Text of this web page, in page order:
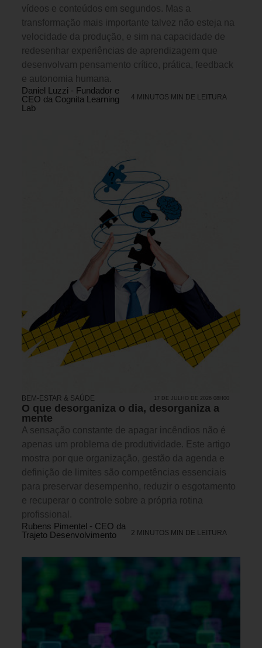
vídeos e conteúdos em segundos. Mas a
transformação mais importante talvez não esteja na
velocidade da produção, e sim na capacidade de
redesenhar experiências de aprendizagem que
desenvolvam pensamento crítico, prática, feedback
e autonomia humana.
Daniel Luzzi - Fundador e
CEO da Cognita Learning
Lab
4 MINUTOS MIN DE LEITURA
BEM-ESTAR & SAÚDE 17 DE JULHO DE 2026 08H00
O que desorganiza o dia, desorganiza a
mente
A sensação constante de apagar incêndios não é
apenas um problema de produtividade. Este artigo
mostra por que organização, gestão da agenda e
definição de limites são competências essenciais
para preservar desempenho, reduzir o esgotamento
e recuperar o controle sobre a própria rotina
profissional.
Rubens Pimentel - CEO da
Trajeto Desenvolvimento
2 MINUTOS MIN DE LEITURA